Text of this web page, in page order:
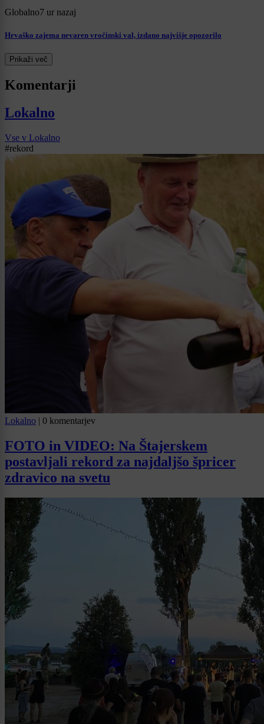
Globalno7 ur nazaj
Hrvaško zajema nevaren vročinski val, izdano najvišje opozorilo
Prikaži več
Komentarji
Lokalno
Vse v Lokalno
#rekord
Lokalno | 0 komentarjev
FOTO in VIDEO: Na Štajerskem
postavljali rekord za najdaljšo špricer
zdravico na svetu